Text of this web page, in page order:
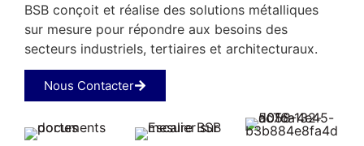
BSB conçoit et réalise des solutions métalliques
sur mesure pour répondre aux besoins des
secteurs industriels, tertiaires et architecturaux.
Nous Contacter